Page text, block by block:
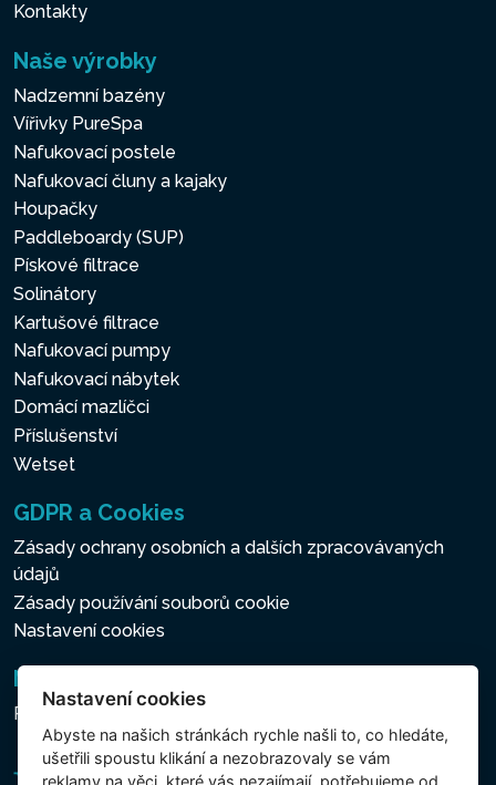
Kontakty
Naše výrobky
Nadzemní bazény
Vířivky PureSpa
Nafukovací postele
Nafukovací čluny a kajaky
Houpačky
Paddleboardy (SUP)
Pískové filtrace
Solinátory
Kartušové filtrace
Nafukovací pumpy
Nafukovací nábytek
Domácí mazlíčci
Příslušenství
Wetset
GDPR a Cookies
Zásady ochrany osobních a dalších zpracovávaných
údajů
Zásady používání souborů cookie
Nastavení cookies
Newsletter
Přihlášení k odběru novinek
Nastavení cookies
Abyste na našich stránkách rychle našli to, co hledáte,
ušetřili spoustu klikání a nezobrazovaly se vám
reklamy na věci, které vás nezajímají, potřebujeme od